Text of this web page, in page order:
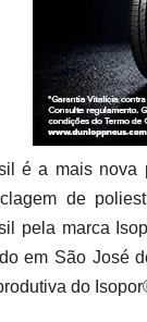
é a mais nova
de
pela marca
em São José
do